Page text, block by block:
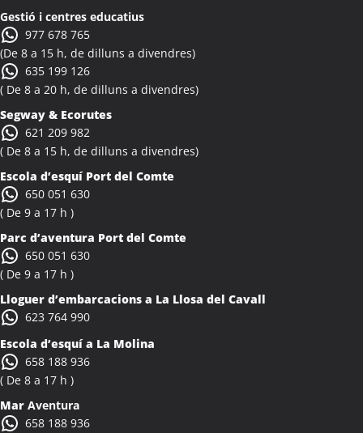
Gestió i centres educatius
977 678 765
(De 8 a 15 h, de dilluns a divendres)
635 199 126
( De 8 a 20 h, de dilluns a divendres)
Segway & Ecorutes
621 209 982
( De 8 a 15 h, de dilluns a divendres)
Escola d’esquí Port del Comte
650 051 630
( De 9 a 17 h )
Parc d’aventura Port del Comte
650 051 630
( De 9 a 17 h )
Lloguer d’embarcacions a La Llosa del Cavall
623 764 990
Escola d’esquí a La Molina
658 188 936
( De 8 a 17 h )
Mar Aventura
658 188 936